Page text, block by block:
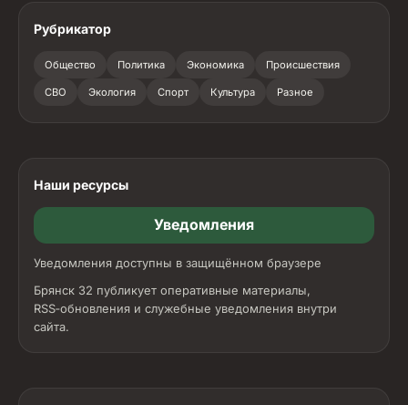
Рубрикатор
Общество Политика Экономика Происшествия
СВО Экология Спорт Культура Разное
Наши ресурсы
Уведомления
Уведомления доступны в защищённом браузере
Брянск 32 публикует оперативные материалы,
RSS‑обновления и служебные уведомления внутри
сайта.